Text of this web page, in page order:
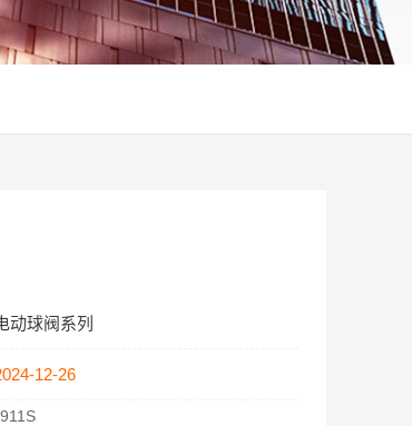
动球阀系列
12-26